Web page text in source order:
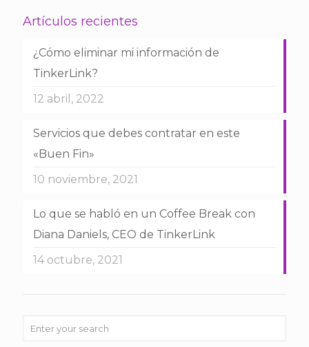
Artículos recientes
¿Cómo eliminar mi información de
TinkerLink?
12 abril, 2022
Servicios que debes contratar en este
«Buen Fin»
10 noviembre, 2021
Lo que se habló en un Coffee Break con
Diana Daniels, CEO de TinkerLink
14 octubre, 2021